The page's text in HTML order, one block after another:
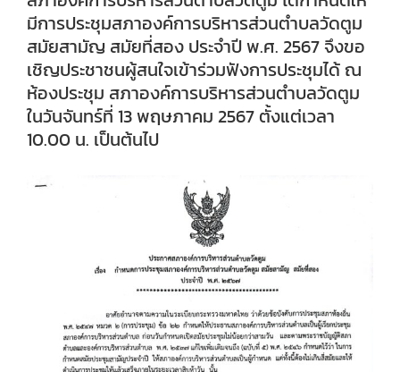
มีการประชุมสภาองค์การบริหารส่วนตำบลวัดตูม
สมัยสามัญ สมัยที่สอง ประจำปี พ.ศ. 2567 จึงขอ
เชิญประชาชนผู้สนใจเข้าร่วมฟังการประชุมได้ ณ
ห้องประชุม สภาองค์การบริหารส่วนตำบลวัดตูม
ในวันจันทร์ที่ 13 พฤษภาคม 2567 ตั้งแต่เวลา
10.00 น. เป็นต้นไป